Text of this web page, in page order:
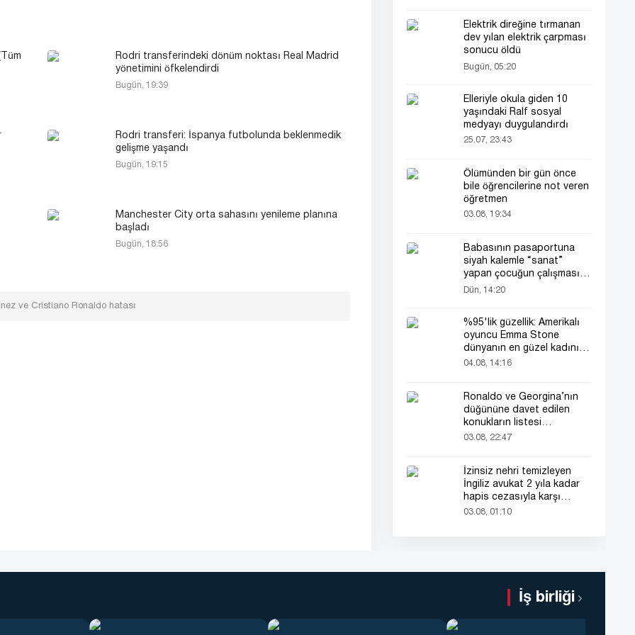
Rodri transferindeki dönüm noktası Real Madrid
yönetimini öfkelendirdi
Bugün, 19:39
Rodri transferi: İspanya futbolunda beklenmedik
gelişme yaşandı
Bugün, 19:15
Manchester City orta sahasını yenileme planına
başladı
Bugün, 18:56
ve Cristiano Ronaldo hatası
Elektrik direğine tırmanan
dev yılan elektrik çarpması
sonucu öldü
Bugün, 05:20
Elleriyle okula giden 10
yaşındaki Ralf sosyal
medyayı duygulandırdı
25.07, 23:43
Ölümünden bir gün önce
bile öğrencilerine not veren
öğretmen
03.08, 19:34
Babasının pasaportuna
siyah kalemle “sanat”
yapan çocuğun çalışması
herkesin dikkatini çekti
Dün, 14:20
%95'lik güzellik: Amerikalı
oyuncu Emma Stone
dünyanın en güzel kadını
seçildi!
04.08, 14:16
Ronaldo ve Georgina’nın
düğününe davet edilen
konukların listesi
gündemde
03.08, 22:47
İzinsiz nehri temizleyen
İngiliz avukat 2 yıla kadar
hapis cezasıyla karşı
karşıya
03.08, 01:10
İş birliği